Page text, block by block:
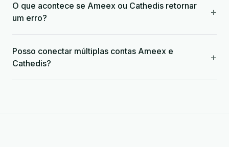
O que acontece se Ameex ou Cathedis retornar
um erro?
+
Posso conectar múltiplas contas Ameex e
Cathedis?
+